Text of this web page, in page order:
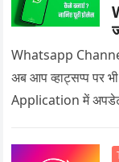
Whatsapp
अब आप व्हाट्सप्प पर
Application में